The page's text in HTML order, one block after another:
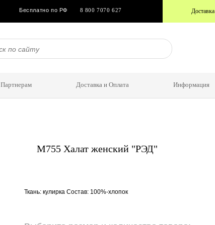
Бесплатно по РФ 8 800 7070 627 Доставка
Партнерам Доставка и Оплата Информация
М755 Халат женский "РЭД"
Ткань: кулирка Состав: 100%-хлопок